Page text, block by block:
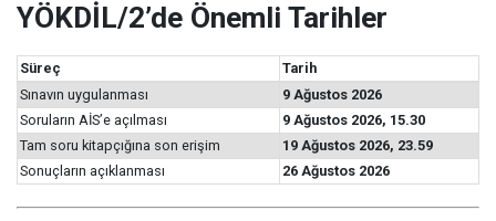
YÖKDİL/2’de Önemli Tarihler
Süreç
Tarih
Sınavın uygulanması
9 Ağustos 2026
Soruların AİS’e açılması
9 Ağustos 2026, 15.30
Tam soru kitapçığına son erişim
19 Ağustos 2026, 23.59
Sonuçların açıklanması
26 Ağustos 2026